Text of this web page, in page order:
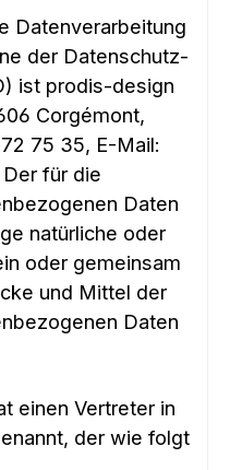
Datenverarbeitung
der Datenschutz-
ist prodis-design
Corgémont,
75 35, E-Mail:
für die
Daten
natürliche oder
oder gemeinsam
und Mittel der
Daten
einen Vertreter in
der wie folgt